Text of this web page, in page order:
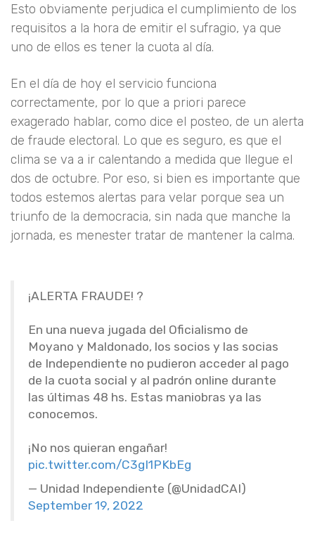
Esto obviamente perjudica el cumplimiento de los
requisitos a la hora de emitir el sufragio, ya que
uno de ellos es tener la cuota al día.
En el día de hoy el servicio funciona
correctamente, por lo que a priori parece
exagerado hablar, como dice el posteo, de un alerta
de fraude electoral. Lo que es seguro, es que el
clima se va a ir calentando a medida que llegue el
dos de octubre. Por eso, si bien es importante que
todos estemos alertas para velar porque sea un
triunfo de la democracia, sin nada que manche la
jornada, es menester tratar de mantener la calma.
¡ALERTA FRAUDE! ?
En una nueva jugada del Oficialismo de
Moyano y Maldonado, los socios y las socias
de Independiente no pudieron acceder al pago
de la cuota social y al padrón online durante
las últimas 48 hs. Estas maniobras ya las
conocemos.
¡No nos quieran engañar!
pic.twitter.com/C3gI1PKbEg
— Unidad Independiente (@UnidadCAI)
September 19, 2022